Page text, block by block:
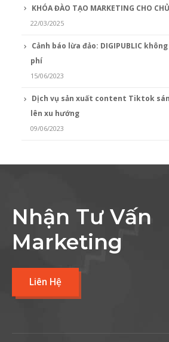
KHÓA ĐÀO TẠO MARKETING CHO
22/03/2025
Cảnh báo lừa đảo: DIGIPUBLIC
phí
15/06/2023
Dịch vụ sản xuất content Tiktok
lên xu hướng
09/06/2023
Nhận Tư Vấn
Marketing
Liên Hệ